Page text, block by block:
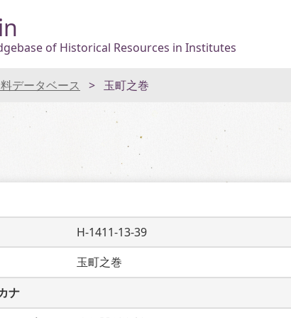
of Historical Resources in Institutes
データベース 玉町之巻
H-1411-13-39
玉町之巻
ナ